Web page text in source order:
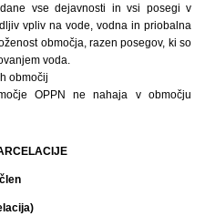
vse dejavnosti in vsi posegi v
vpliv na vode, vodna in priobalna
območja, razen posegov, ki so
voda.
območij
OPPN ne nahaja v območju